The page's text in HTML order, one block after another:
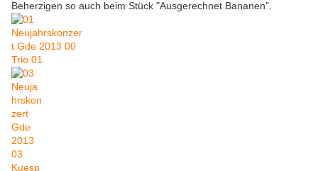
Beherzigen so auch beim Stück "Ausgerechnet Bananen".